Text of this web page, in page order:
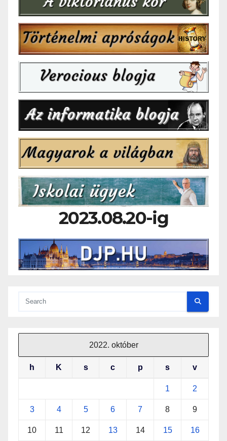
2023.08.20-ig
2022. október
h K s c p s v
1 2
3 4 5 6 7 8 9
10 11 12 13 14 15 16